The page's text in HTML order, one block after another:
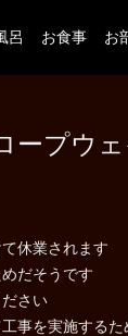
呂 お食事 お
ープウ
休業されます
だそうです
さい
事を実施する